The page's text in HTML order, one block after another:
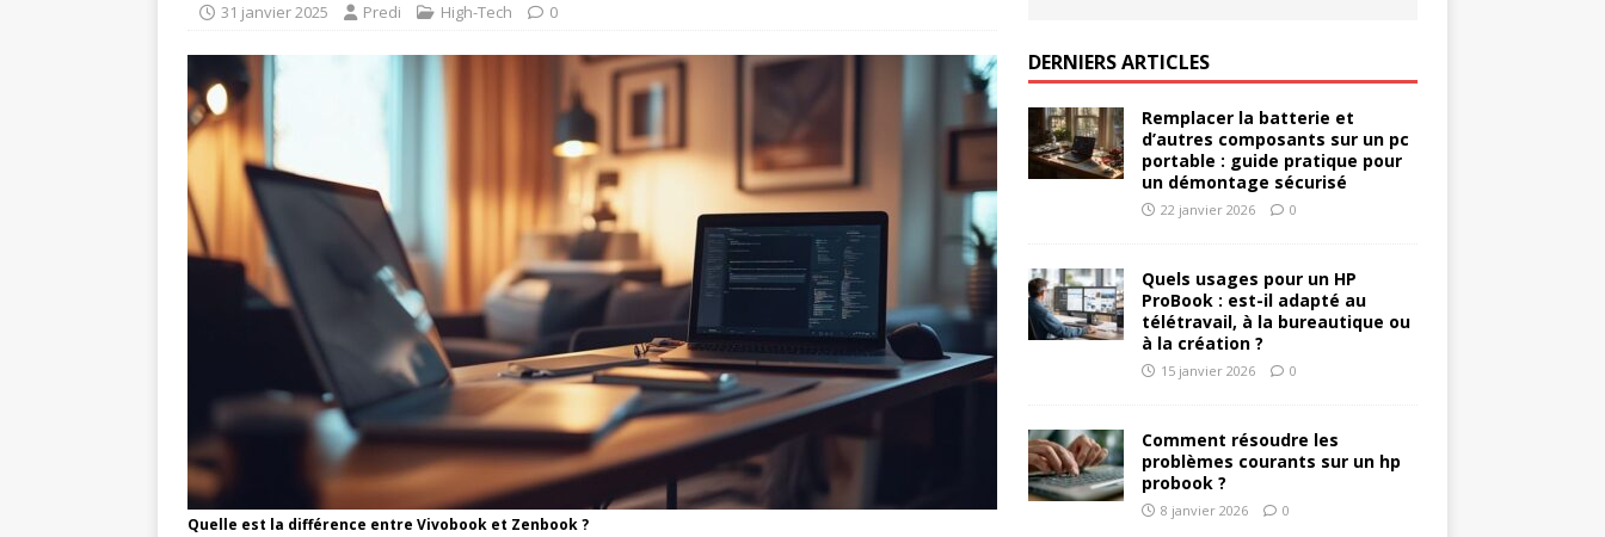
31 janvier 2025 Predi High-Tech 0
Quelle est la différence entre Vivobook et Zenbook ?
DERNIERS ARTICLES
Remplacer la batterie et
d’autres composants sur un pc
portable : guide pratique pour
un démontage sécurisé
22 janvier 2026 0
Quels usages pour un HP
ProBook : est-il adapté au
télétravail, à la bureautique ou
à la création ?
15 janvier 2026 0
Comment résoudre les
problèmes courants sur un hp
probook ?
8 janvier 2026 0